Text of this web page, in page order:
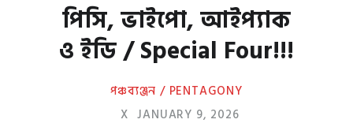
পিসি, ভাইপো, আইপ্যাক
ও ইডি / Special Four!!!
পঞ্চব্যঞ্জন / PENTAGONY
X JANUARY 9, 2026